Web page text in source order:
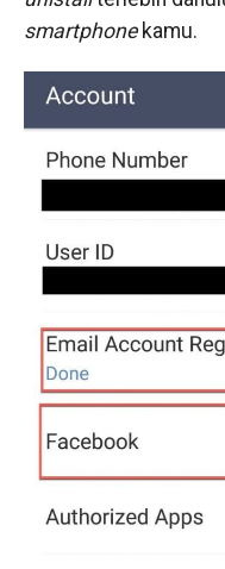
smartphonekamu.